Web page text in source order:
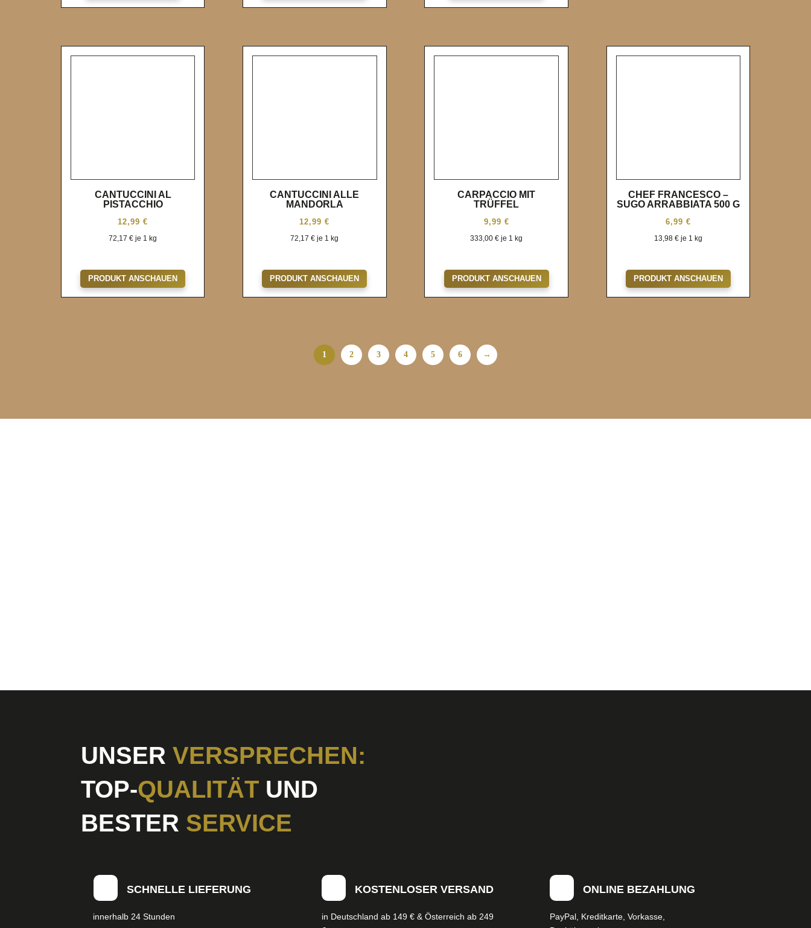
CANTUCCINI AL
PISTACCHIO
12,99€
72,17€ je 1 kg
PRODUKT ANSCHAUEN
CANTUCCINI ALLE
MANDORLA
12,99€
72,17€ je 1 kg
PRODUKT ANSCHAUEN
CARPACCIO MIT
TRÜFFEL
9,99 €
333,00€ je 1 kg
PRODUKT ANSCHAUEN
CHEF FRANCESCO –
SUGO ARRABBIATA 500 G
6,99 €
13,98 €je 1 kg
PRODUKT ANSCHAUEN
1 2 3 4 5 6 →
UNSERVERSPRECHEN:
TOP-QUALITÄT UND
BESTER SERVICE
SCHNELLE LIEFERUNG
innerhalb 24 Stunden
KOSTENLOSER VERSAND
in Deutschland ab 149 € & Österreich ab 249
ONLINE BEZAHLUNG
PayPal, Kreditkarte, Vorkasse,